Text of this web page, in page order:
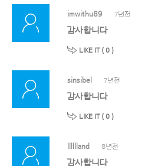
imwithu89 7년전
감사합니다
LIKE IT ( 0 )
sinsibel 7년전
감사합니다
LIKE IT ( 0 )
lllllland 8년전
감사합니다